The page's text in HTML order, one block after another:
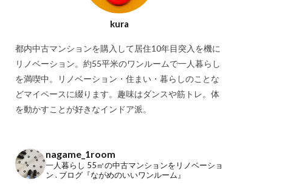
kura
都内中古マンションを購入して居住10年目突入を機に
リノベーション。約55平米のワンルームで一人暮らし
を満喫中。リノベーション・住まい・暮らしのことな
どマイペースに綴ります。趣味はダンスや筋トレ。体
を動かすことが好きなインドア派。
nagame_1room
一人暮らし 55㎡の中古マンションをリノベーショ
ン . ブログ『ながめのいいワンルーム』